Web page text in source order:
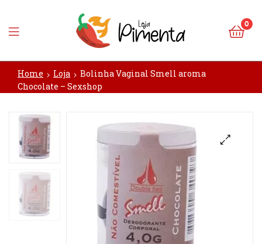
Loja
Pimenta
0
Home Loja
Bolinha Vaginal Smell aroma
Chocolate – Sexshop